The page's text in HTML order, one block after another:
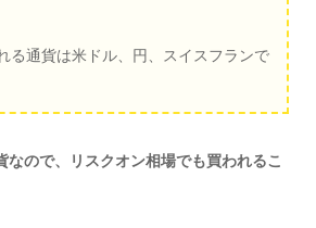
る通貨は米ドル、円、スイスフランで
なので、リスクオン相場でも買われるこ